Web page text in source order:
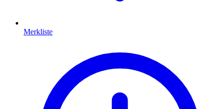
Merkliste